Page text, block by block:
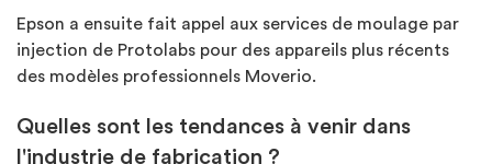
Epson a ensuite fait appel aux services de moulage par
injection de Protolabs pour des appareils plus récents
des modèles professionnels Moverio.
Quelles sont les tendances à venir dans
l'industrie de fabrication ?